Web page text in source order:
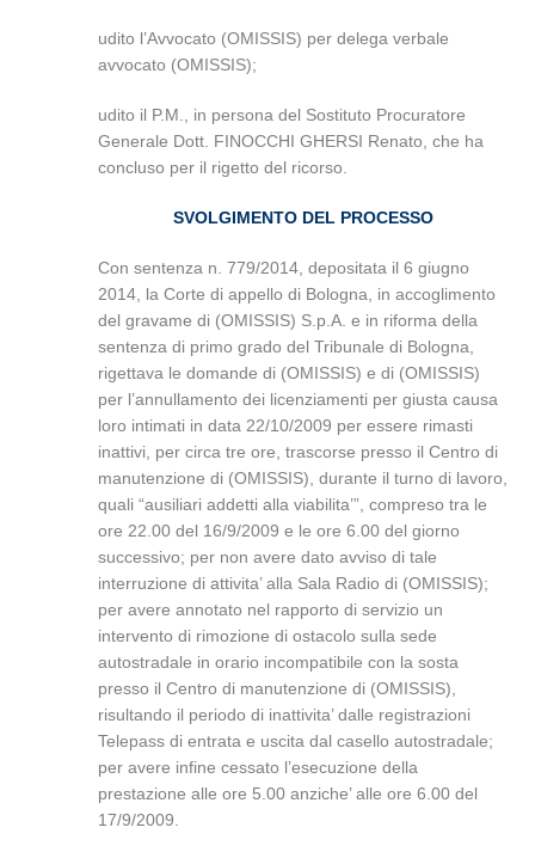
udito l’Avvocato (OMISSIS) per delega verbale
avvocato (OMISSIS);
udito il P.M., in persona del Sostituto Procuratore
Generale Dott. FINOCCHI GHERSI Renato, che ha
concluso per il rigetto del ricorso.
SVOLGIMENTO DEL PROCESSO
Con sentenza n. 779/2014, depositata il 6 giugno
2014, la Corte di appello di Bologna, in accoglimento
del gravame di (OMISSIS) S.p.A. e in riforma della
sentenza di primo grado del Tribunale di Bologna,
rigettava le domande di (OMISSIS) e di (OMISSIS)
per l’annullamento dei licenziamenti per giusta causa
loro intimati in data 22/10/2009 per essere rimasti
inattivi, per circa tre ore, trascorse presso il Centro di
manutenzione di (OMISSIS), durante il turno di lavoro,
quali “ausiliari addetti alla viabilita’”, compreso tra le
ore 22.00 del 16/9/2009 e le ore 6.00 del giorno
successivo; per non avere dato avviso di tale
interruzione di attivita’ alla Sala Radio di (OMISSIS);
per avere annotato nel rapporto di servizio un
intervento di rimozione di ostacolo sulla sede
autostradale in orario incompatibile con la sosta
presso il Centro di manutenzione di (OMISSIS),
risultando il periodo di inattivita’ dalle registrazioni
Telepass di entrata e uscita dal casello autostradale;
per avere infine cessato l’esecuzione della
prestazione alle ore 5.00 anziche’ alle ore 6.00 del
17/9/2009.